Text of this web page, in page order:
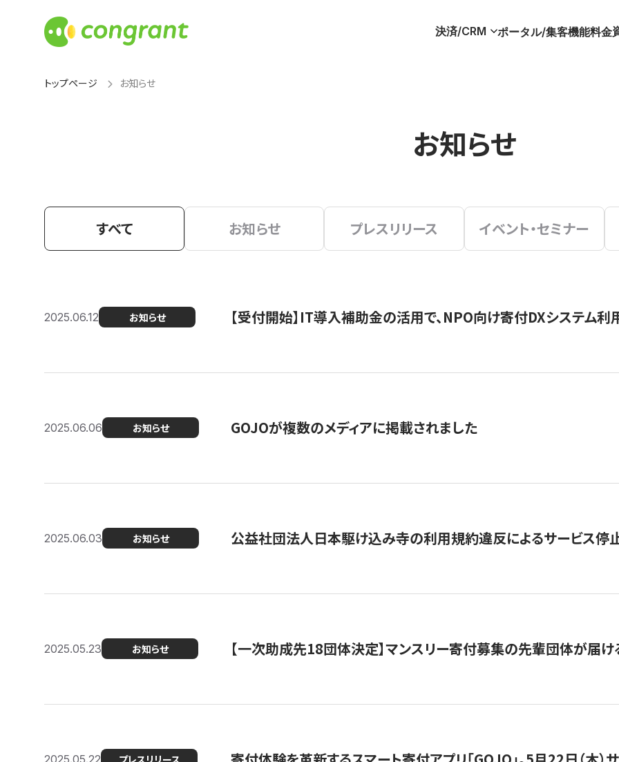
決済/CRM ポータル/集客機能料金
トップページ お知らせ
お知らせ
すべて お知らせ プレスリリース イベント・セミナー
2025.06.12 お知らせ 【受付開始】IT導入補助金の活用で、NPO向け寄付DXシステム
2025.06.06 お知らせ GOJOが複数のメディアに掲載されました
2025.06.03 お知らせ 公益社団法人日本駆け込み寺の利用規約違反によるサービス停
2025.05.23 お知らせ 【一次助成先18団体決定】マンスリー寄付募集の先輩団体が届
2025.05.22 プレスリリース